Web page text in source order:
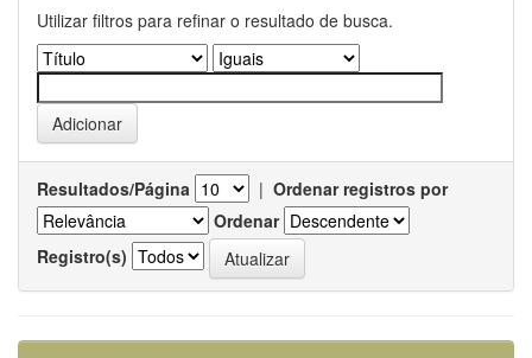
Utilizar filtros para refinar o resultado de busca.
Resultados/Página | Ordenar registros por
Ordenar
Registro(s)